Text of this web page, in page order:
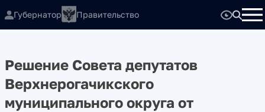
Губернатор Правительство
Решение Совета депутатов
Верхнерогачикского
муниципального округа от